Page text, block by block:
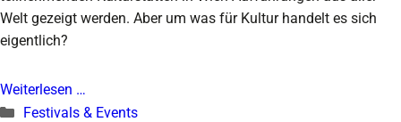
Welt gezeigt werden. Aber um was für Kultur handelt es sich
eigentlich?
Weiterlesen …
Kategorien
Festivals & Events